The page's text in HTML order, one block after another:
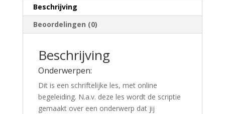
Beschrijving
Beoordelingen (0)
Beschrijving
Onderwerpen:
Dit is een schriftelijke les, met online
begeleiding. N.a.v. deze les wordt de scriptie
gemaakt over een onderwerp dat jij